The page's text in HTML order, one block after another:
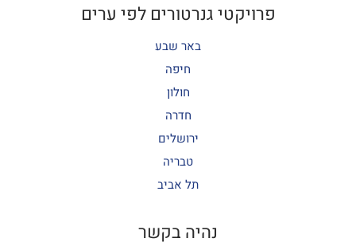
פרויקטי גנרטורים לפי ערים
באר שבע
חיפה
חולון
חדרה
ירושלים
טבריה
תל אביב
נהיה בקשר